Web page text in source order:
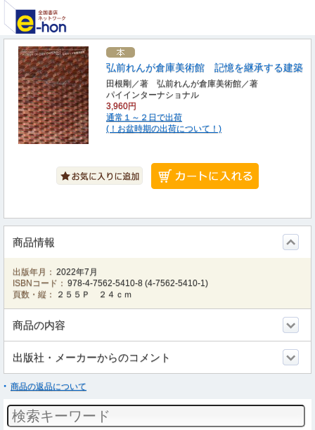
弘前れんが倉庫美術館 記憶を継承する建築
田根剛／著 弘前れんが倉庫美術館／著
パイインターナショナル
3,960円
通常１～２日で出荷
(！お盆時期の出荷について！)
商品情報
出版年月： 2022年7月
ISBNコード： 978-4-7562-5410-8 (4-7562-5410-1)
頁数・縦：
２５５Ｐ ２４ｃｍ
商品の内容
出版社・メーカーからのコメント
商品の返品について